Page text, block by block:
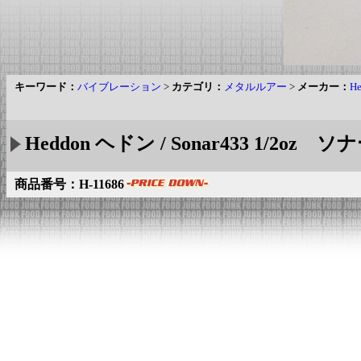
キーワード： バイブレーション > カテゴリ： メタルルアー > メーカー：
Heddon ヘドン / Sonar433 1/2oz ソ
商品番号：H-11686